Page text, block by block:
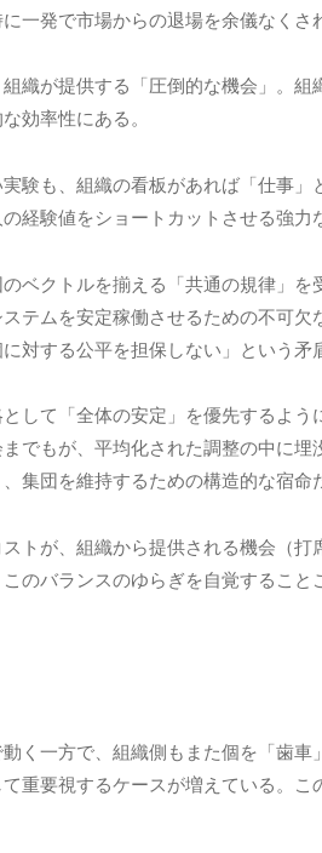
一発で市場からの退場を余儀なくさ
織が提供する「圧倒的な機会」。
効率性にある。
験も、組織の看板があれば「仕事」
経験値をショートカットさせる強力
ベクトルを揃える「共通の規律」を
テムを安定稼働させるための不可欠
対する公平を担保しない」という矛
して「全体の安定」を優先するよう
でもが、平均化された調整の中に埋
集団を維持するための構造的な宿命
トが、組織から提供される機会（
のバランスのゆらぎを自覚すること
く一方で、組織側もまた個を「歯車
重要視するケースが増えている。こ